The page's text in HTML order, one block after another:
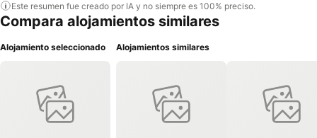
Este resumen fue creado por IA y no siempre es 100% preciso.
Compara alojamientos similares
Alojamiento seleccionado Alojamientos similares